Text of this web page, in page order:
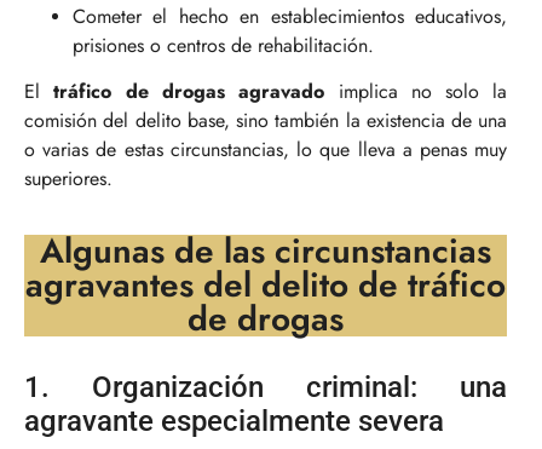
Cometer el hecho en establecimientos educativos,
prisiones o centros de rehabilitación.
Eltráfico de drogas agravado implica no solo la
comisión del delito base, sino también la existencia de una
o varias de estas circunstancias, lo que lleva a penas muy
superiores.
Algunas de las circunstancias
agravantes del delito de tráfico
de drogas
1. Organización criminal: una
agravante especialmente severa